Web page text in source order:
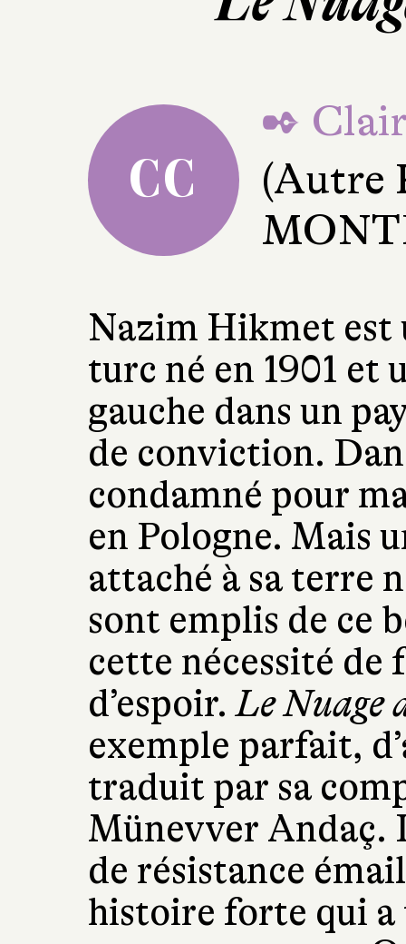
CC
✒
(Autre
Nazim Hikmet est
turc né en 1901 et
gauche dans un
de conviction.
condamné pour
en Pologne. Mais
attaché à sa terre
sont emplis de ce
cette nécessité de
d’espoir.Le Nuage
exemple parfait,
traduit par sa
Münevver Andaç.
de résistance
histoire forte qui